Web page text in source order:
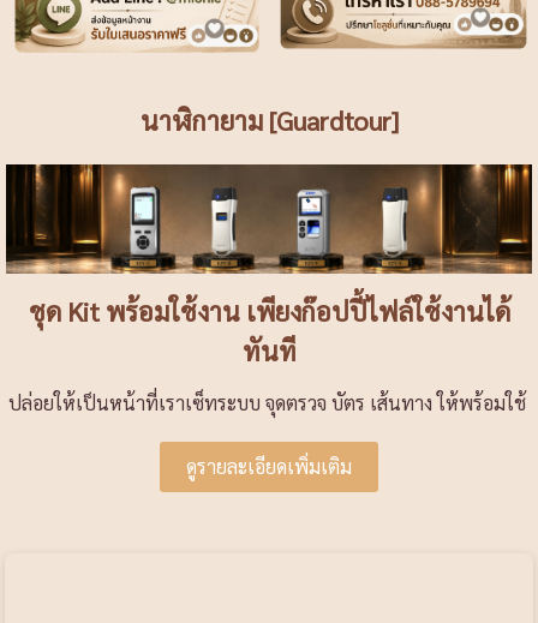
นาฬิกายาม [Guardtour]
ชุด Kit พร้อมใช้งาน เพียงก๊อปปี้ไฟล์ใช้งานได้
ทันที
ปล่อยให้เป็นหน้าที่เราเซ็ทระบบ จุดตรวจ บัตร เส้นทาง ให้พร้อมใช้
ดูรายละเอียดเพิ่มเติม